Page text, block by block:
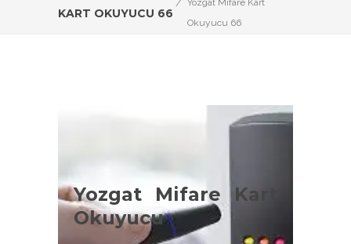
KART OKUYUCU 66
Yozgat Mifare Kart
Okuyucu 66
Yozgat Mifare Kart
Okuyucu
Okuyucu Çeşitleri
Yozgat Proxmity kart okuyucu
konusunda Adilo Bilişim olarak